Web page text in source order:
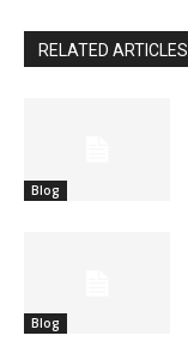
RELATED ARTICLES
Blog
Blog